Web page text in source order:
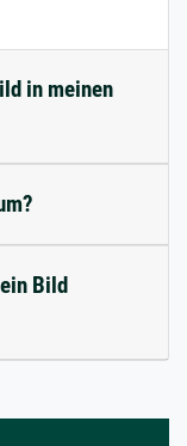
in meinen
Bild